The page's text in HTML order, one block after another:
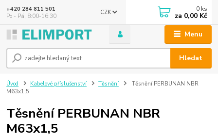
Menu
CZK
Hledat
+420 284 811 501
Po - Pá, 8:00-16:30
0 ks
za 0,00 Kč
Úvod Kabelové příslušenství Těsnění
Těsnění PERBUNAN NBR
M63x1,5
Těsnění PERBUNAN NBR
M63x1,5